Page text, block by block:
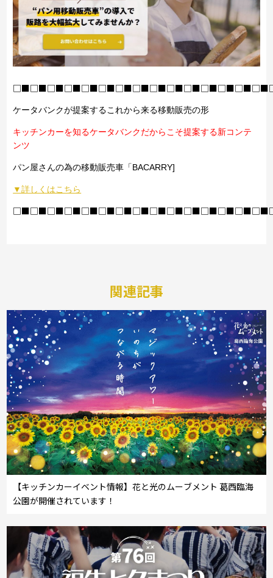
ケータバンクが提案するこれから来る移動販売の形
キッチンカーを知るケータバンクだからこそ提案する新コンテ
ンツ
パン屋さんの為の移動販売車「BACARRY]
▼詳しくはこちら
関連記事
【キッチンカーイベント情報】花と光のムーブメント 葛西臨海
公園が開催されています！